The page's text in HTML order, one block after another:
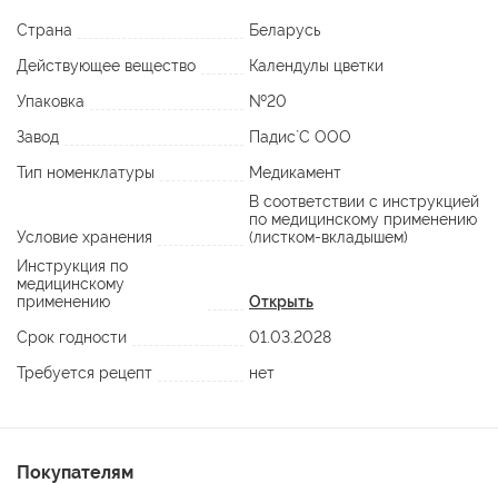
Страна
Беларусь
Действующее вещество
Календулы цветки
Упаковка
№20
Завод
Падис`C ООО
Тип номенклатуры
Медикамент
Условие хранения
В соответствии с инструкцией
по медицинскому применению
(листком-вкладышем)
Инструкция по
медицинскому
применению
Открыть
Срок годности
01.03.2028
Требуется рецепт
нет
Покупателям